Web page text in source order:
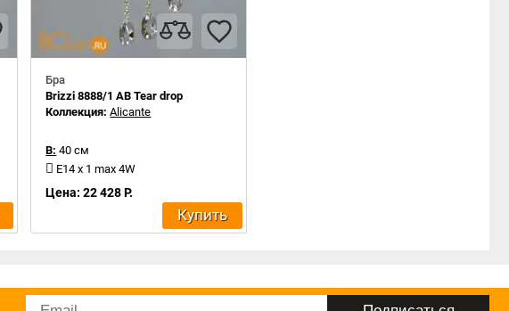
Бра
Brizzi 8888/1 AB Tear drop
Коллекция:Alicante
В: 40 см
E14 x 1 max 4W
Цена: 22 428 Р.
Купить